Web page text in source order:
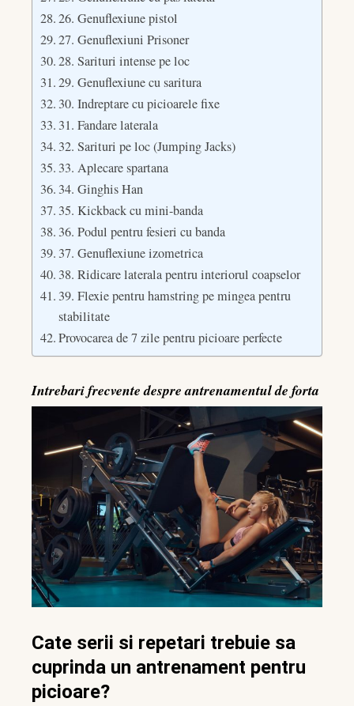
26. Genuflexiune pistol
27. Genuflexiuni Prisoner
28. Sarituri intense pe loc
29. Genuflexiune cu saritura
30. Indreptare cu picioarele fixe
31. Fandare laterala
32. Sarituri pe loc (Jumping Jacks)
33. Aplecare spartana
34. Ginghis Han
35. Kickback cu mini-banda
36. Podul pentru fesieri cu banda
37. Genuflexiune izometrica
38. Ridicare laterala pentru interiorul coapselor
39. Flexie pentru hamstring pe mingea pentru
stabilitate
Provocarea de 7 zile pentru picioare perfecte
Intrebari frecvente despre antrenamentul de forta
Cate serii si repetari trebuie sa
cuprinda un antrenament pentru
picioare?